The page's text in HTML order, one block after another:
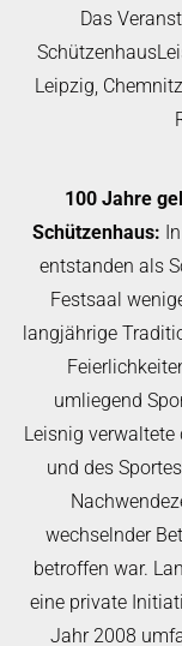
Das
Leipzig,
100 Jahre
Schützenhaus:
entstanden als
Festsaal
langjährige
umliegend
Leisnig
und des
wechselnder
betroffen war.
eine private
Jahr 2008